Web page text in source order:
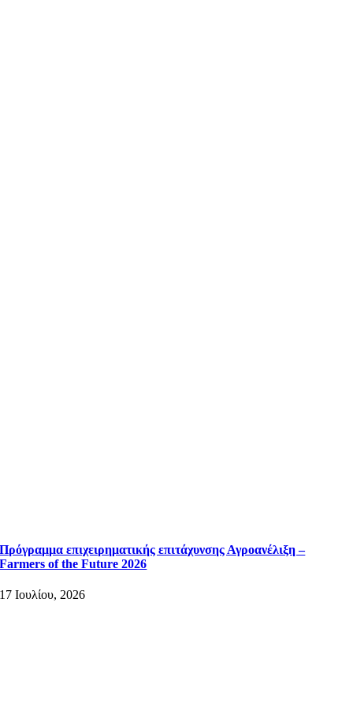
Πρόγραμμα επιχειρηματικής επιτάχυνσης Αγροανέλιξη –
Farmers of the Future 2026
17 Ιουλίου, 2026